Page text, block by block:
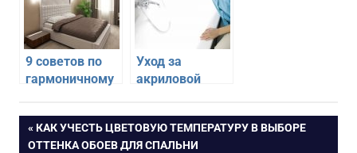
9 советов по
гармоничному
интерьера
спальни
Уход за
акриловой
домашних
условиях
Навигация
ПРЕДЫДУЩАЯ
ЗАПИСЬ:
КАК УЧЕСТЬ ЦВЕТОВУЮ ТЕМПЕРАТУРУ В ВЫБОРЕ
ОТТЕНКА ОБОЕВ ДЛЯ СПАЛЬНИ